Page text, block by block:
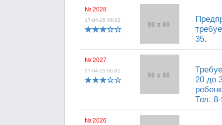
№ 2028
17-04-15 06:02
35.
№ 2027
17-04-15 06:01
20 до
Тел.
№ 2026